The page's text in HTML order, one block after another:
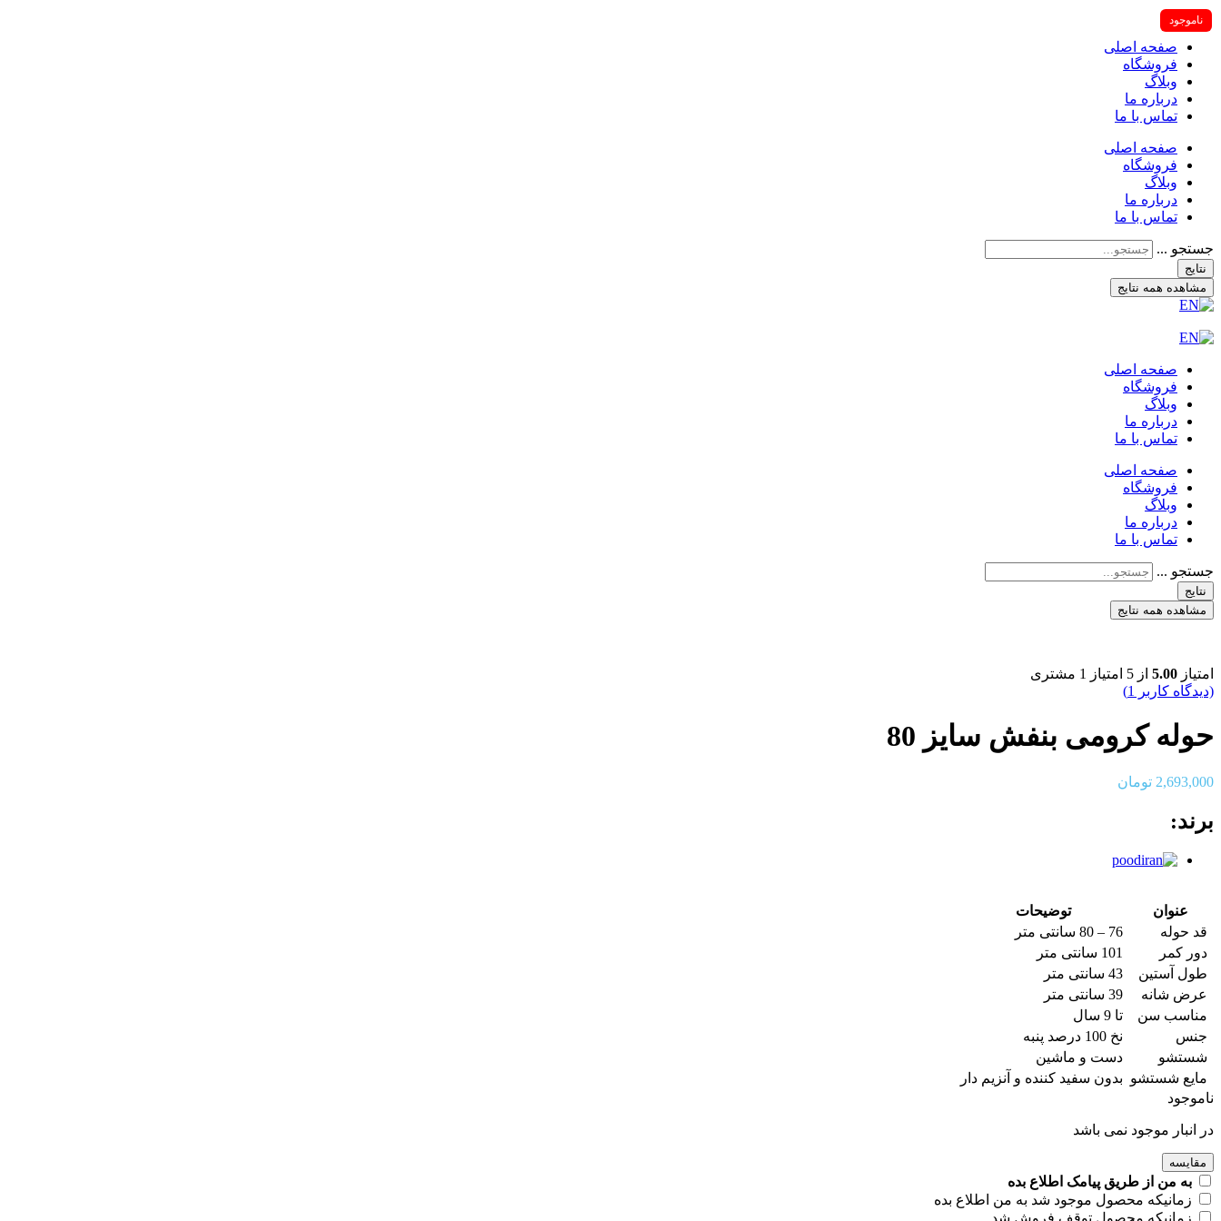
صفحه اصلی
فروشگاه
وبلاگ
درباره ما
تماس با ما
صفحه اصلی
فروشگاه
وبلاگ
درباره ما
تماس با ما
جستجو ...
نتایج
مشاهده همه نتایج
صفحه اصلی
فروشگاه
وبلاگ
درباره ما
تماس با ما
صفحه اصلی
فروشگاه
وبلاگ
درباره ما
تماس با ما
جستجو ...
نتایج
مشاهده همه نتایج
امتیاز 5.00 از 5 امتیاز 1 مشتری
(دیدگاه کاربر
1
)
حوله کرومی بنفش سایز 80
2,693,000 تومان
برند:
عنوان
توضیحات
قد حوله
دور کمر
طول آستین
عرض شانه
مناسب سن
تا 9 سال
جنس
نخ 100 درصد پنبه
شستشو
دست و ماشین
مایع شستشو بدون سفید کننده و آنزیم دار
ناموجود
در انبار موجود نمی باشد
مقایسه
به من از طریق پیامک اطلاع بده
زمانیکه محصول موجود شد به من اطلاع بده
زمانیکه محصول توقف فروش شد
ناموجود